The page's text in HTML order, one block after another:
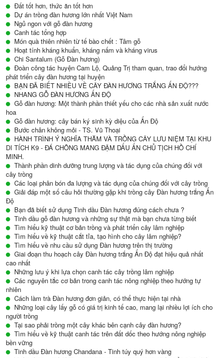
Đất tốt hơn, thức ăn tốt hơn
Dự án trồng đàn hương lớn nhất Việt Nam
Ngủ ngon với gỗ đàn hương
Canh tác tổng hợp
Món quà thiên nhiên từ tế bào chết : Tâm gỗ
Hoạt tính kháng khuẩn, kháng nấm và kháng virus
Chi Santalum (Gỗ Đàn hương)
Đoàn công tác huyện Cam Lộ, Quảng Trị tham quan, trao đổi hướng
phát triển cây đàn hương tại huyện
BẠN ĐÃ BIẾT NHIỀU VỀ CÂY ĐÀN HƯƠNG TRẮNG ẤN ĐỘ???
NHANG GỖ ĐÀN HƯƠNG ẤN ĐỘ
Gỗ đàn hương: Một thành phần thiết yếu cho các nhà sản xuất nước
hoa
Gỗ đàn hương: cây bán ký sinh kỳ diệu của Ấn Độ
Bước chân không mỏi - TS. Vũ Thoại
HÀNH TRÌNH Ý NGHĨA THĂM VÀ TRỒNG CÂY LƯU NIỆM TẠI KHU
DI TÍCH K9 - ĐÁ CHÔNG MANG ĐẬM DẤU ẤN CHỦ TỊCH HỒ CHÍ
MINH.
Thành phần dinh dưỡng trung lượng và tác dụng của chúng đối với
cây trồng
Các loại phân bón đa lượng và tác dụng của chúng đối với cây trồng
Giải đáp một số câu hỏi thường gặp khi trồng cây Đàn hương trắng Ấn
Độ
Bạn đã biết sử dụng Tinh dầu Đàn hương đúng cách chưa ?
Tinh dầu gỗ đàn hương và những sự thật mà bạn chưa từng biết
Tìm hiểu kỹ thuật cơ bản trồng và phát triển cây lâm nghiệp
Tìm hiểu về kỹ thuật cắt tỉa, tạo hình cho cây lâm nghiệp?
Tìm hiểu về nhu cầu sử dụng Đàn hương trên thị trường
Giai đoạn thu hoạch cây Đàn hương trắng Ấn Độ đạt hiệu quả nhất
cao nhất
Những lưu ý khi lựa chọn canh tác cây trồng lâm nghiệp
Các nguyên tắc cơ bản trong canh tác nông nghiệp theo hướng tự
nhiên
Cách làm trà Đàn hương đơn giản, có thể thực hiện tại nhà
Những loại cây lấy gỗ có giá trị kinh tế cao, mang lại nhiều lợi ích cho
người trồng
Tại sao phải trồng một cây khác bên cạnh cây đàn hương?
Tìm hiểu về kỹ thuật canh tác trên đất dốc theo hướng nông nghiệp
bền vững
Tinh dầu Đàn hương Chandana - Tinh túy quý hơn vàng